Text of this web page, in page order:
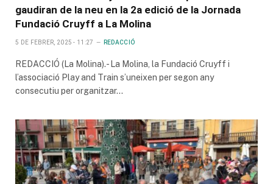
gaudiran de la neu en la 2a edició de la Jornada
Fundació Cruyff a La Molina
5 DE FEBRER, 2025 - 11:27 REDACCIÓ
REDACCIÓ (La Molina).- La Molina, la Fundació Cruyff i
l’associació Play and Train s’uneixen per segon any
consecutiu per organitzar…